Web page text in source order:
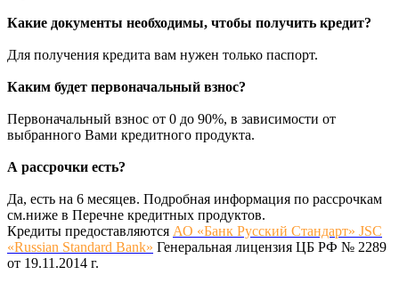
Какие документы необходимы, чтобы получить кредит?
Для получения кредита вам нужен только паспорт.
Каким будет первоначальный взнос?
Первоначальный взнос от 0 до 90%, в зависимости от
выбранного Вами кредитного продукта.
А рассрочки есть?
Да, есть на 6 месяцев. Подробная информация по рассрочкам
см.ниже в Перечне кредитных продуктов.
Кредиты предоставляются АО «Банк Русский Стандарт» JSC
«Russian Standard Bank» Генеральная лицензия ЦБ РФ № 2289
от 19.11.2014 г.